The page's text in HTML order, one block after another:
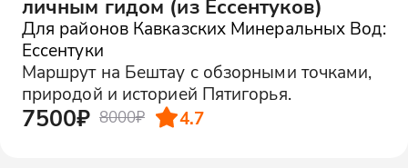
личным гидом (из Ессентуков)
Для районов Кавказских Минеральных Вод:
Ессентуки
Маршрут на Бештау с обзорными точками,
природой и историей Пятигорья.
7500₽ 8000₽ 4.7